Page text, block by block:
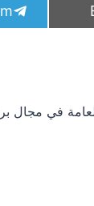
S
h
في مجال